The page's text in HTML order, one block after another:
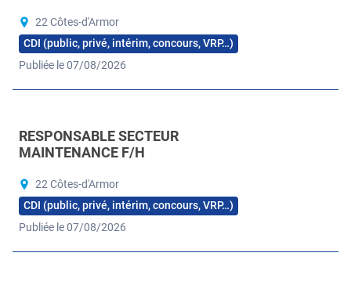
22 Côtes-d'Armor
CDI (public, privé, intérim, concours, VRP…)
Publiée le 07/08/2026
RESPONSABLE SECTEUR
MAINTENANCE F/H
22 Côtes-d'Armor
CDI (public, privé, intérim, concours, VRP…)
Publiée le 07/08/2026